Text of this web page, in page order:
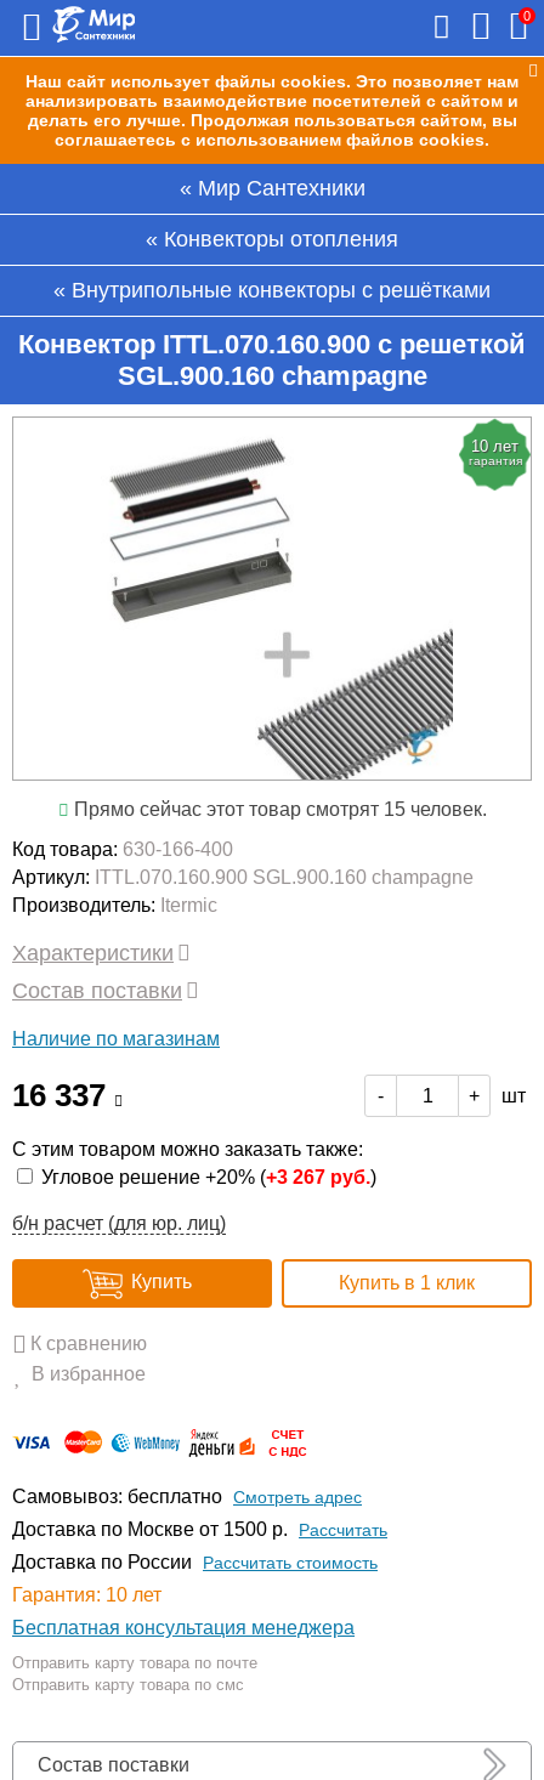
Наш сайт использует файлы cookies. Это позволяет нам
анализировать взаимодействие посетителей с сайтом и
делать его лучше. Продолжая пользоваться сайтом, вы
соглашаетесь с использованием файлов cookies.
0
Мир Сантехники
Конвекторы отопления
Внутрипольные конвекторы с решётками
Конвектор ITTL.070.160.900 с решеткой
SGL.900.160 champagne
10 лет
гарантия
Прямо сейчас этот товар смотрят 15 человек.
Код товара: 630-166-400
Артикул: ITTL.070.160.900 SGL.900.160 champagne
Производитель: Itermic
Характеристики
Состав поставки
Наличие по магазинам
16 337 - + шт
С этим товаром можно заказать также:
Угловое решение +20% (+3 267 руб.)
б/н расчет (для юр. лиц)
Купить Купить в 1 клик
К сравнению
В избранное
Самовывоз: бесплатно Смотреть адрес
Доставка по Москве от 1500 р. Расcчитать
Доставка по России Рассчитать стоимость
Гарантия: 10 лет
Бесплатная консультация менеджера
Отправить карту товара по почте
Отправить карту товара по смс
Состав поставки